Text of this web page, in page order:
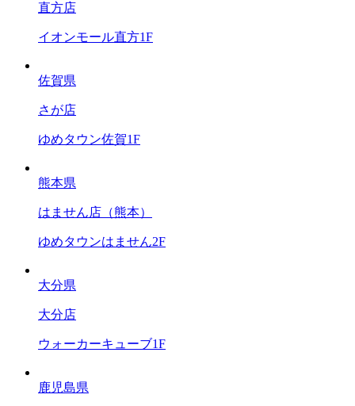
直方店
イオンモール直方1F
佐賀県
さが店
ゆめタウン佐賀1F
熊本県
はません店（熊本）
ゆめタウンはません2F
大分県
大分店
ウォーカーキューブ1F
鹿児島県